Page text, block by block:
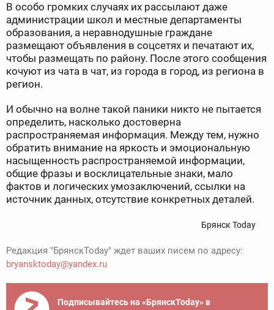
В особо громких случаях их рассылают даже
администрации школ и местные департаменты
образования, а неравнодушные граждане
размещают объявления в соцсетях и печатают их,
чтобы размещать по району. После этого сообщения
кочуют из чата в чат, из города в город, из региона в
регион.
И обычно на волне такой паники никто не пытается
определить, насколько достоверна
распространяемая информация. Между тем, нужно
обратить внимание на яркость и эмоциональную
насыщенность распространяемой информации,
общие фразы и восклицательные знаки, мало
фактов и логических умозаключений, ссылки на
источник данных, отсутствие конкретных деталей.
Брянск Today
Редакция "БрянскToday" ждет ваших писем по адресу:
bryansktoday@yandex.ru
Подписывайтесь на «БрянскToday» в